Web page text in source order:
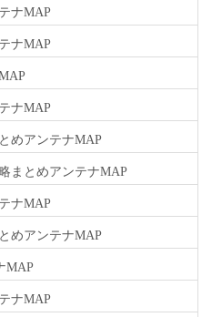
ナMAP
ナMAP
ナMAP
めアンテナMAP
まとめアンテナMAP
ナMAP
めアンテナMAP
MAP
ナMAP